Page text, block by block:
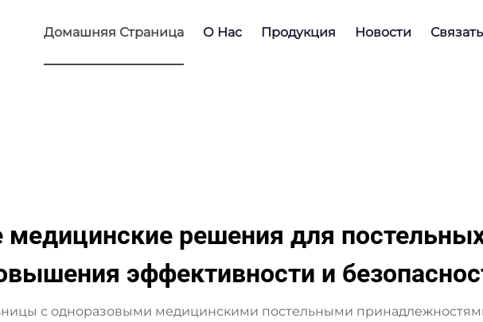
Домашняя Страница О Нас Продукция Новости
решения для
эффективности и
с одноразовыми медицинскими постельными